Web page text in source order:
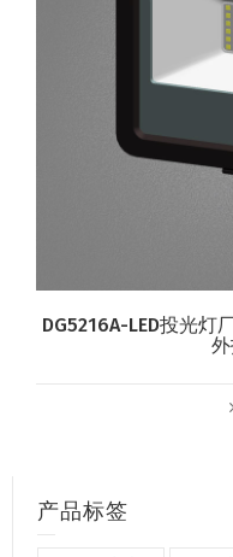
DG5216A-LED投光
产品标签